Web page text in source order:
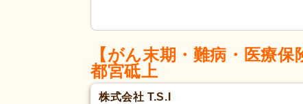
【がん末期・難病・医療
都宮砥上
株式会社 T.S.I